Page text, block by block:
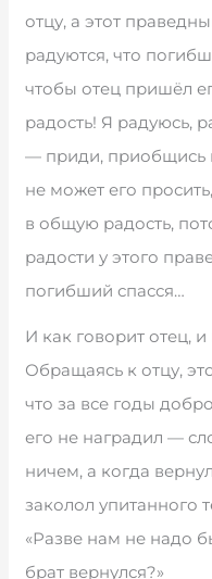
отцу, а этот
радуются, что
чтобы отец пришёл
радость! Я радуюсь,
— приди, приобщись
не может его
в общую радость,
радости у этого
погибший спасся…
И как говорит отец,
Обращаясь к отцу,
что за все годы
его не наградил —
ничем, а когда
заколол упитанного
«Разве нам не надо
брат вернулся?»